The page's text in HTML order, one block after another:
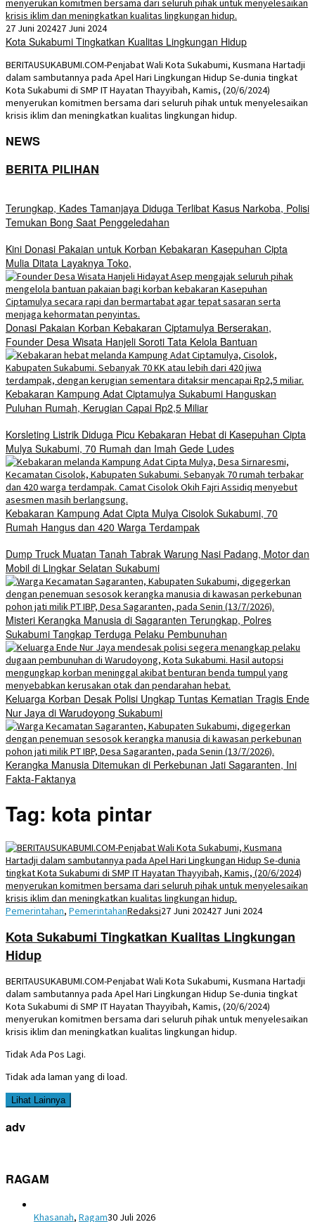
27 Juni 202427 Juni 2024
Kota Sukabumi Tingkatkan Kualitas Lingkungan Hidup
BERITAUSUKABUMI.COM-Penjabat Wali Kota Sukabumi, Kusmana Hartadji
dalam sambutannya pada Apel Hari Lingkungan Hidup Se-dunia tingkat
Kota Sukabumi di SMP IT Hayatan Thayyibah, Kamis, (20/6/2024)
menyerukan komitmen bersama dari seluruh pihak untuk menyelesaikan
krisis iklim dan meningkatkan kualitas lingkungan hidup.
NEWS
BERITA PILIHAN
Terungkap, Kades Tamanjaya Diduga Terlibat Kasus Narkoba, Polisi
Temukan Bong Saat Penggeledahan
Kini Donasi Pakaian untuk Korban Kebakaran Kasepuhan Cipta
Mulia Ditata Layaknya Toko,
Donasi Pakaian Korban Kebakaran Ciptamulya Berserakan,
Founder Desa Wisata Hanjeli Soroti Tata Kelola Bantuan
Kebakaran Kampung Adat Ciptamulya Sukabumi Hanguskan
Puluhan Rumah, Kerugian Capai Rp2,5 Miliar
Korsleting Listrik Diduga Picu Kebakaran Hebat di Kasepuhan Cipta
Mulya Sukabumi, 70 Rumah dan Imah Gede Ludes
Kebakaran Kampung Adat Cipta Mulya Cisolok Sukabumi, 70
Rumah Hangus dan 420 Warga Terdampak
Dump Truck Muatan Tanah Tabrak Warung Nasi Padang, Motor dan
Mobil di Lingkar Selatan Sukabumi
Misteri Kerangka Manusia di Sagaranten Terungkap, Polres
Sukabumi Tangkap Terduga Pelaku Pembunuhan
Keluarga Korban Desak Polisi Ungkap Tuntas Kematian Tragis Ende
Nur Jaya di Warudoyong Sukabumi
Kerangka Manusia Ditemukan di Perkebunan Jati Sagaranten, Ini
Fakta-Faktanya
Tag: kota pintar
Pemerintahan, PemerintahanRedaksi27 Juni 202427 Juni 2024
Kota Sukabumi Tingkatkan Kualitas Lingkungan
Hidup
BERITAUSUKABUMI.COM-Penjabat Wali Kota Sukabumi, Kusmana Hartadji
dalam sambutannya pada Apel Hari Lingkungan Hidup Se-dunia tingkat
Kota Sukabumi di SMP IT Hayatan Thayyibah, Kamis, (20/6/2024)
menyerukan komitmen bersama dari seluruh pihak untuk menyelesaikan
krisis iklim dan meningkatkan kualitas lingkungan hidup.
Tidak Ada Pos Lagi.
Tidak ada laman yang di load.
Lihat Lainnya
adv
RAGAM
Khasanah, Ragam30 Juli 2026